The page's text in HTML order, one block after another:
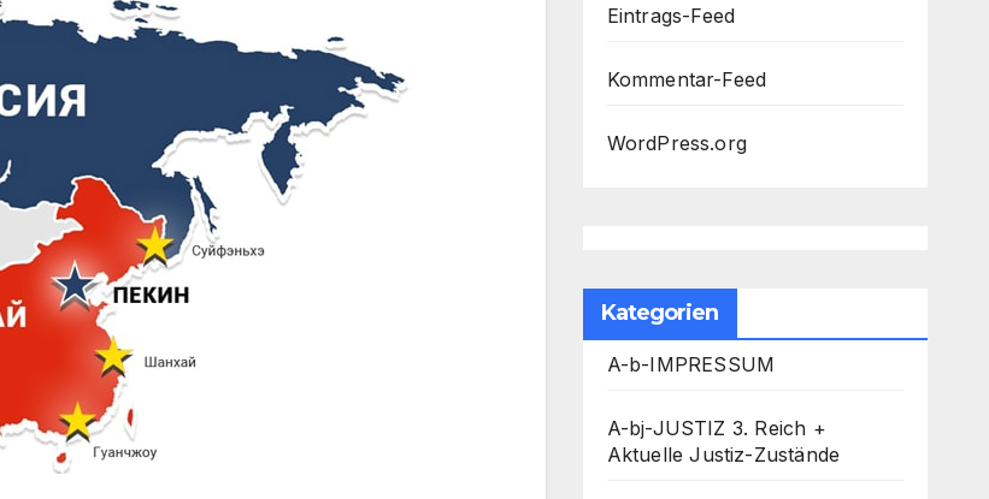
Eintrags-Feed
Kommentar-Feed
WordPress.org
Kategorien
A-b-IMPRESSUM
A-bj-JUSTIZ 3. Reich +
Aktuelle Justiz-Zustände